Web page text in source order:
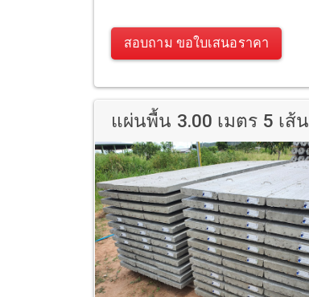
สอบถาม ขอใบเสนอราคา
แผ่นพื้น 3.00 เมตร 5 เส้น